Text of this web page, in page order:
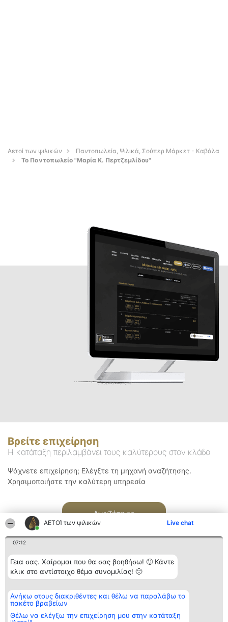
ΑΕΤΟΊ των ψιλικών Live chat
07:12
Γεια σας. Χαίρομαι που θα σας βοηθήσω! 🙂 Κάντε
κλικ στο αντίστοιχο θέμα συνομιλίας! 🙂
Ανήκω στους διακριθέντες και θέλω να παραλάβω το
πακέτο βραβείων
Θέλω να ελέγξω την επιχείρηση μου στην κατάταξη
Αετοί των ψιλικών
Παντοπωλεία, Ψιλικά, Σούπερ Μάρκετ - Καβάλα
Το Παντοπωλείο "Μαρία Κ. Περτζεμλίδου"
Βρείτε επιχείρηση
Η κατάταξη περιλαμβάνει τους καλύτερους στον κλάδο
Ψάχνετε επιχείρηση; Ελέγξτε τη μηχανή αναζήτησης.
Χρησιμοποιήστε την καλύτερη υπηρεσία
Αναζήτηση
Διοργανωτής της
κατάταξης
BEAUTIFUL COMPANY
ΤΗΛ. ΕΠΙΚΟΙΝΩΝΙΑΣ:
Κατάταξη
Διακριθέντες
των
διακριθέντων
Επικοινωνία
Επικοινωνία